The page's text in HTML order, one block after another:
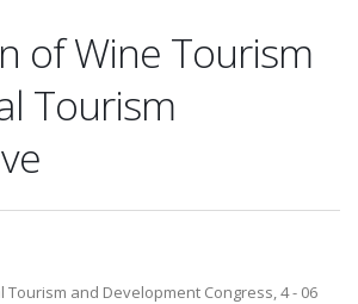
of Wine Tourism
Tourism
Tourism and Development Congress, 4 - 06